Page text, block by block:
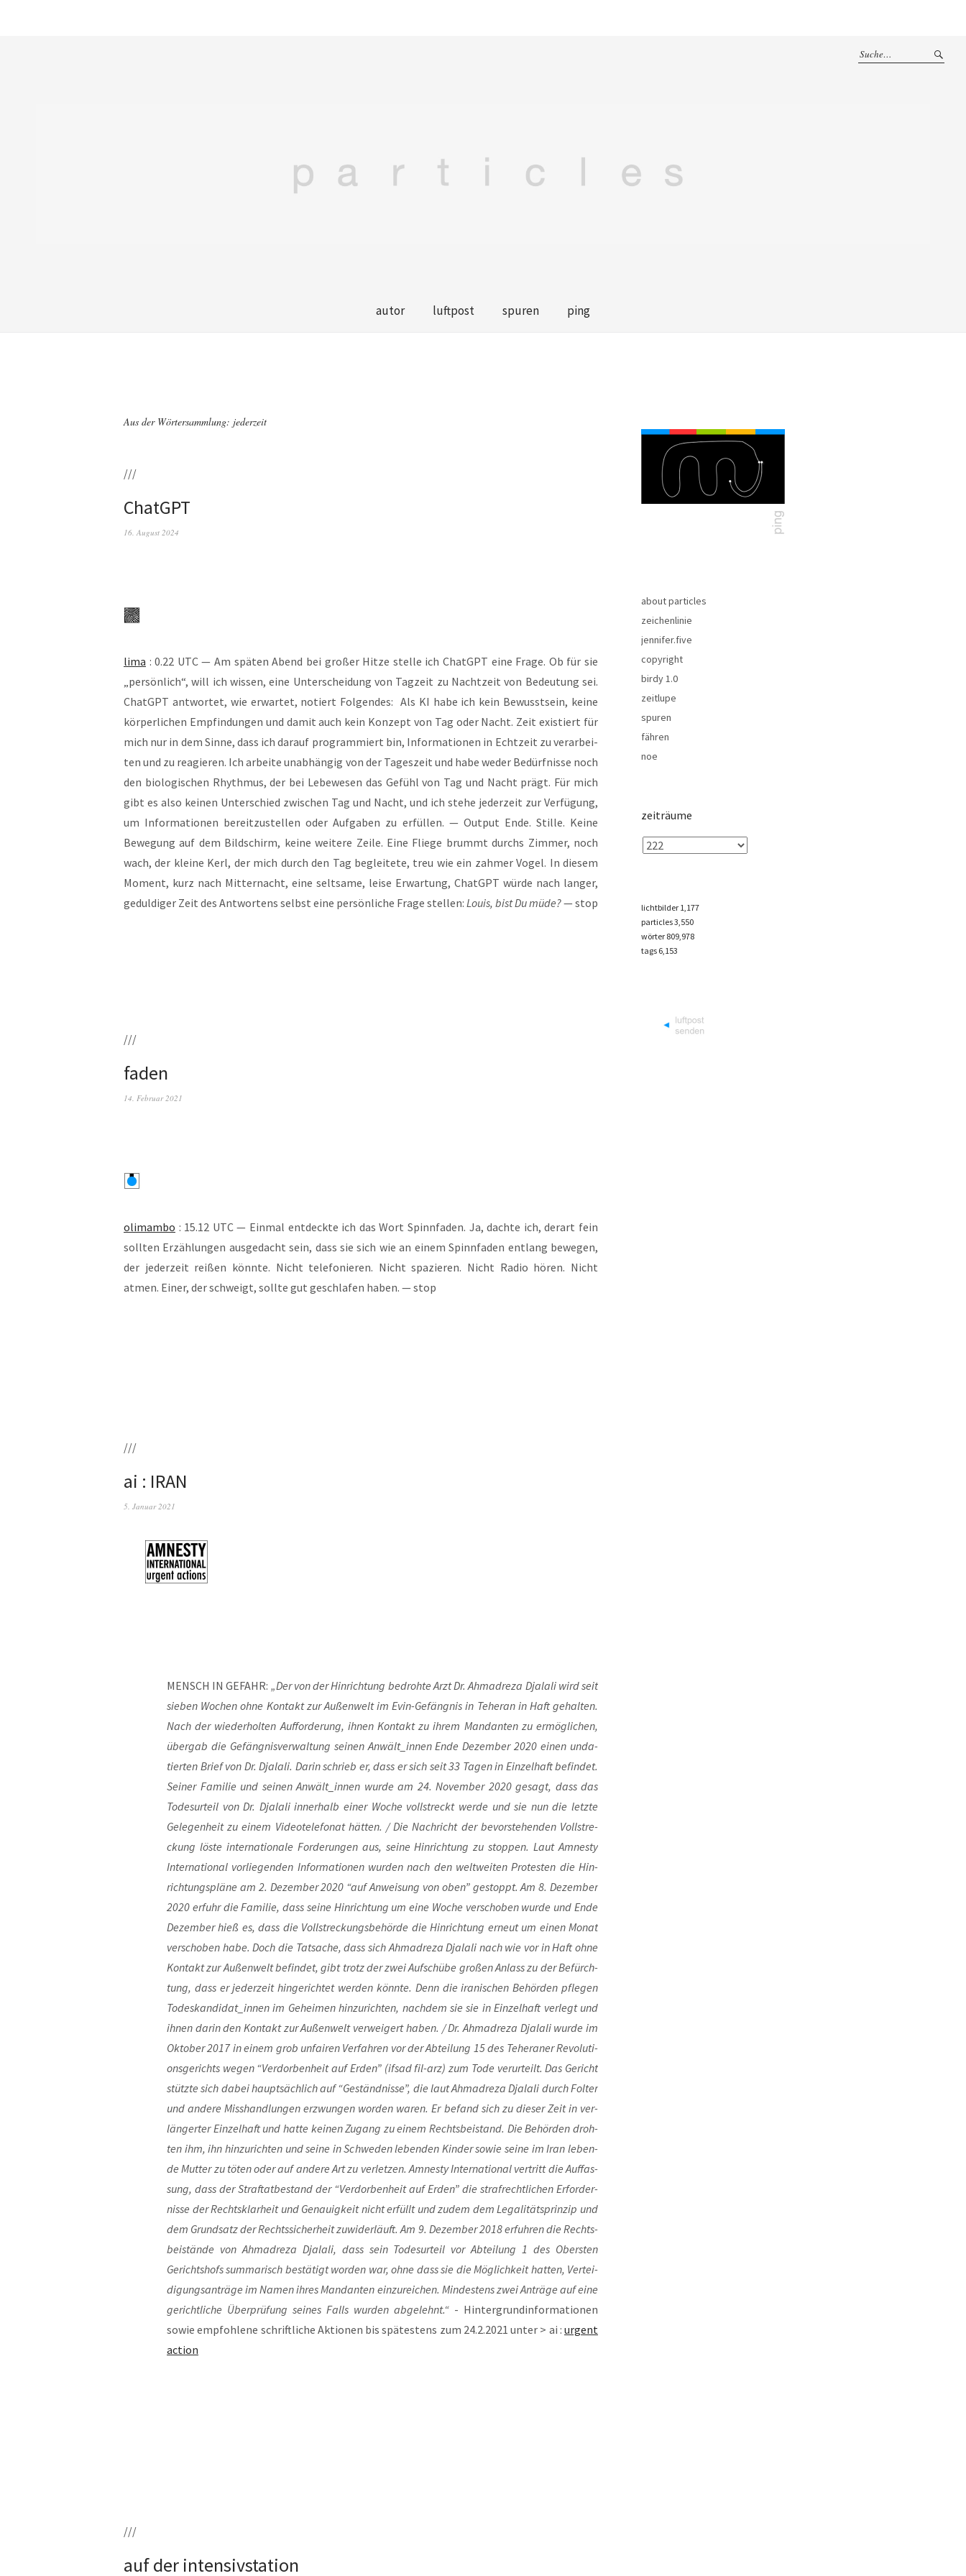
autor luftpost spuren ping
Aus der Wörtersammlung: jederzeit
///
ChatGPT
16. August 2024
lima : 0.22 UTC — Am spä­ten Abend bei gro­ßer Hit­ze stel­le ich ChatGPT eine Fra­ge. Ob für sie
„per­sön­lich“, will ich wis­sen, eine Unter­schei­dung von Tag­zeit zu Nacht­zeit von Bedeu­tung sei.
ChatGPT ant­wor­tet, wie erwar­tet, notiert Fol­gen­des: Als KI habe ich kein Bewusst­sein, kei­ne
kör­per­li­chen Emp­fin­dun­gen und damit auch kein Kon­zept von Tag oder Nacht. Zeit exis­tiert für
mich nur in dem Sin­ne, dass ich dar­auf pro­gram­miert bin, Infor­ma­tio­nen in Echt­zeit zu ver­ar­bei­
ten und zu reagie­ren. Ich arbei­te unab­hän­gig von der Tages­zeit und habe weder Bedürf­nis­se noch
den bio­lo­gi­schen Rhyth­mus, der bei Lebe­we­sen das Gefühl von Tag und Nacht prägt. Für mich
gibt es also kei­nen Unter­schied zwi­schen Tag und Nacht, und ich ste­he jeder­zeit zur Ver­fü­gung,
um Infor­ma­tio­nen bereit­zu­stel­len oder Auf­ga­ben zu erfül­len. — Out­put Ende. Stil­le. Kei­ne
Bewe­gung auf dem Bild­schirm, kei­ne wei­te­re Zei­le. Eine Flie­ge brummt durchs Zim­mer, noch
wach, der klei­ne Kerl, der mich durch den Tag beglei­te­te, treu wie ein zah­mer Vogel. In die­sem
Moment, kurz nach Mit­ter­nacht, eine selt­sa­me, lei­se Erwar­tung, ChatGPT wür­de nach lan­ger,
gedul­di­ger Zeit des Ant­wor­tens selbst eine per­sön­li­che Fra­ge stel­len: Lou­is, bist Du müde?— stop
///
faden
14. Februar 2021
oli­mam­bo : 15.12 UTC — Ein­mal ent­deck­te ich das Wort Spinn­fa­den. Ja, dach­te ich, der­art fein
soll­ten Erzäh­lun­gen aus­ge­dacht sein, dass sie sich wie an einem Spinn­fa­den ent­lang bewe­gen,
der jeder­zeit rei­ßen könn­te. Nicht tele­fo­nie­ren. Nicht spa­zie­ren. Nicht Radio hören. Nicht
atmen. Einer, der schweigt, soll­te gut geschla­fen haben. — stop
///
ai : IRAN
5. Januar 2021
MENSCH IN GEFAHR: „Der von der Hin­rich­tung bedroh­te Arzt Dr. Ahm­adre­za Dja­la­li wird seit
sie­ben Wochen ohne Kon­takt zur Außen­welt im Evin-Gefäng­nis in Tehe­ran in Haft gehal­ten.
Nach der wie­der­hol­ten Auf­for­de­rung, ihnen Kon­takt zu ihrem Man­dan­ten zu ermög­li­chen,
über­gab die Gefäng­nis­ver­wal­tung sei­nen Anwält_innen Ende Dezem­ber 2020 einen unda­
tier­ten Brief von Dr. Dja­la­li. Dar­in schrieb er, dass er sich seit 33 Tagen in Ein­zel­haft befin­det.
Sei­ner Fami­lie und sei­nen Anwält_innen wur­de am 24. Novem­ber 2020 gesagt, dass das
Todes­ur­teil von Dr. Dja­la­li inner­halb einer Woche voll­streckt wer­de und sie nun die letz­te
Gele­gen­heit zu einem Video­te­le­fo­nat hät­ten. / Die Nach­richt der bevor­ste­hen­den Voll­stre­
ckung lös­te inter­na­tio­na­le For­de­run­gen aus, sei­ne Hin­rich­tung zu stop­pen. Laut Amnes­ty
Inter­na­tio­nal vor­lie­gen­den Infor­ma­tio­nen wur­den nach den welt­wei­ten Pro­tes­ten die Hin­
rich­tungs­plä­ne am 2. Dezem­ber 2020 “auf Anwei­sung von oben” gestoppt. Am 8. Dezem­ber
2020 erfuhr die Fami­lie, dass sei­ne Hin­rich­tung um eine Woche ver­scho­ben wur­de und Ende
Dezem­ber hieß es, dass die Voll­stre­ckungs­be­hör­de die Hin­rich­tung erneut um einen Monat
ver­scho­ben habe. Doch die Tat­sa­che, dass sich Ahm­adre­za Dja­la­li nach wie vor in Haft ohne
Kon­takt zur Außen­welt befin­det, gibt trotz der zwei Auf­schü­be gro­ßen Anlass zu der Befürch­
tung, dass er jeder­zeit hin­ge­rich­tet wer­den könn­te. Denn die ira­ni­schen Behör­den pfle­gen
Todeskandidat_innen im Gehei­men hin­zu­rich­ten, nach­dem sie sie in Ein­zel­haft ver­legt und
ihnen dar­in den Kon­takt zur Außen­welt ver­wei­gert haben. / Dr. Ahm­adre­za Dja­la­li wur­de im
Okto­ber 2017 in einem grob unfai­ren Ver­fah­ren vor der Abtei­lung 15 des Tehe­ra­ner Revo­lu­ti­
ons­ge­richts wegen “Ver­dor­ben­heit auf Erden” (ifsad fil-arz) zum Tode ver­ur­teilt. Das Gericht
stütz­te sich dabei haupt­säch­lich auf “Geständ­nis­se”, die laut Ahm­adre­za Dja­la­li durch Fol­ter
und ande­re Miss­hand­lun­gen erzwun­gen wor­den waren. Er befand sich zu die­ser Zeit in ver­
län­ger­ter Ein­zel­haft und hat­te kei­nen Zugang zu einem Rechts­bei­stand. Die Behör­den droh­
ten ihm, ihn hin­zu­rich­ten und sei­ne in Schwe­den leben­den Kin­der sowie sei­ne im Iran leben­
de Mut­ter zu töten oder auf ande­re Art zu ver­let­zen. Amnes­ty Inter­na­tio­nal ver­tritt die Auf­fas­
sung, dass der Straf­tat­be­stand der “Ver­dor­ben­heit auf Erden” die straf­recht­li­chen Erfor­der­
nis­se der Rechts­klar­heit und Genau­ig­keit nicht erfüllt und zudem dem Lega­li­täts­prin­zip und
dem Grund­satz der Rechts­si­cher­heit zuwi­der­läuft. Am 9. Dezem­ber 2018 erfuh­ren die Rechts­
bei­stän­de von Ahm­adre­za Dja­la­li, dass sein Todes­ur­teil vor Abtei­lung 1 des Obers­ten
Gerichts­hofs sum­ma­risch bestä­tigt wor­den war, ohne dass sie die Mög­lich­keit hat­ten, Ver­tei­
di­gungs­an­trä­ge im Namen ihres Man­dan­ten ein­zu­rei­chen. Min­des­tens zwei Anträ­ge auf eine
gericht­li­che Über­prü­fung sei­nes Falls wur­den abge­lehnt.“ - Hin­ter­grund­in­for­ma­tio­nen
sowie emp­foh­le­ne schrift­li­che Aktio­nen bis spä­tes­tens zum 24.2.2021 unter > ai : urgent
action
///
auf der intensivstation
about particles
zeichenlinie
jennifer.five
copyright
birdy 1.0
zeitlupe
spuren
fähren
noe
zeiträume
lichtbilder 1,177
particles3,550
wörter 809,978
tags 6,153